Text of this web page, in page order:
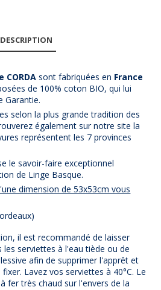
DESCRIPTION
CORDAsont fabriquées en France
de 100% coton BIO, qui lui
Garantie.
selon la plus grande tradition des
également sur notre site la
représentent les 7 provinces
le savoir-faire exceptionnel
de Linge Basque.
dimension de 53x53cm vous
il est recommandé de laisser
serviettes à l'eau tiède ou de
afin de supprimer l'apprêt et
Lavez vos serviettes à 40°C. Le
fer très chaud sur l'envers de la